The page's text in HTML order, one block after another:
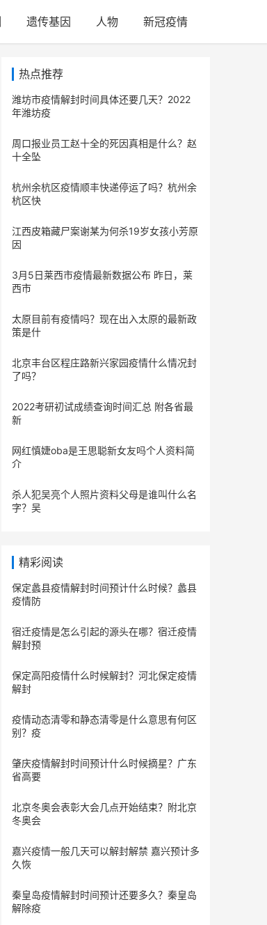
遗传基因 人物 新冠疫情
热点推荐
潍坊市疫情解封时间具体还要几天？2022
年潍坊疫
周口报业员工赵十全的死因真相是什么？赵
十全坠
杭州余杭区疫情顺丰快递停运了吗？杭州余
杭区快
江西皮箱藏尸案谢某为何杀19岁女孩小芳原
因
3月5日莱西市疫情最新数据公布 昨日，莱
西市
太原目前有疫情吗？现在出入太原的最新政
策是什
北京丰台区程庄路新兴家园疫情什么情况封
了吗？
2022考研初试成绩查询时间汇总 附各省最
新
网红慎婕oba是王思聪新女友吗个人资料简
介
杀人犯吴亮个人照片资料父母是谁叫什么名
字？吴
精彩阅读
保定蠡县疫情解封时间预计什么时候？蠡县
疫情防
宿迁疫情是怎么引起的源头在哪？宿迁疫情
解封预
保定​高阳疫情什么时候解封？河北保定疫情
解封
疫情动态清零和静态清零是什么意思有何区
别？疫
肇庆疫情解封时间预计什么时候摘星？广东
省高要
北京冬奥会表彰大会几点开始结束？附北京
冬奥会
嘉兴疫情一般几天可以解封解禁 嘉兴预计多
久恢
秦皇岛疫情解封时间预计还要多久？秦皇岛
解除疫